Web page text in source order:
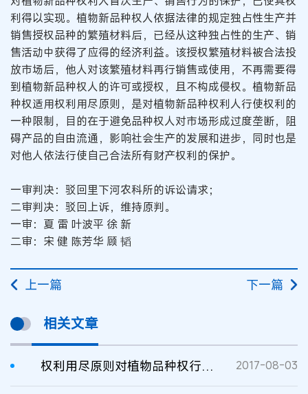
利得以实现。植物新品种权人依据法律的规定独占性生产并
销售授权品种的繁殖材料后，已经从这种独占性的生产、销
售活动中获得了应得的经济利益。该授权繁殖材料被合法投
放市场后，他人对该繁殖材料再行销售或使用，不再需要得
到植物新品种权人的许可或授权，且不构成侵权。植物新品
种权适用权利用尽原则，是对植物新品种权利人行使权利的
一种限制，目的在于避免品种权人对市场形成过度垄断，阻
碍产品的自由流通，影响社会生产的发展和进步，同时也是
对他人依法行使自己合法所有财产权利的保护。
一审判决：驳回里下河农科所的诉讼请求；
二审判决：驳回上诉，维持原判。
一审：夏 雷 叶波平 徐 新
二审：宋 健 陈芳华 顾 韬
上一篇 下一篇
相关文章
权利用尽原则对植物品种权行使的限制 2017-08-03